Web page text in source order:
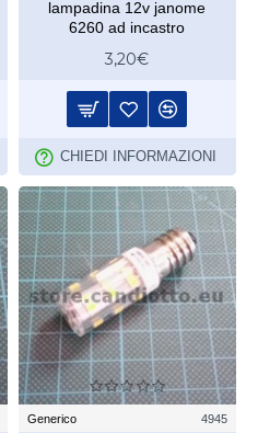
lampadina 12v janome
6260 ad incastro
3,20€
CHIEDI INFORMAZIONI
Generico 4945